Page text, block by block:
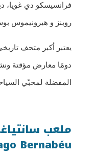
فرانسيسكو دي غويا،
روبنز و هيرونيموس
يعتبر أكبر متحف
دومًا معارض مؤقتة
المفضلة لمحبّي
Bernabéu